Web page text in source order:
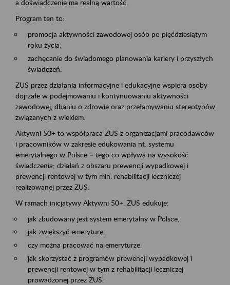
a doświadczenie ma realną wartość.
Program ten to:
promocja aktywności zawodowej osób po pięćdziesiątym
roku życia;
zachęcanie do świadomego planowania kariery i przyszłych
świadczeń.
ZUS przez działania informacyjne i edukacyjne wspiera osoby
dojrzałe w podejmowaniu i kontynuowaniu aktywności
zawodowej, dbaniu o zdrowie oraz przełamywaniu stereotypów
związanych z wiekiem.
Aktywni 50+ to współpraca ZUS z organizacjami pracodawców
i pracowników w zakresie edukowania nt. systemu
emerytalnego w Polsce – tego co wpływa na wysokość
świadczenia; działań z obszaru prewencji wypadkowej i
prewencji rentowej w tym min. rehabilitacji leczniczej
realizowanej przez ZUS.
W ramach inicjatywy Aktywni 50+, ZUS edukuje:
jak zbudowany jest system emerytalny w Polsce,
jak zwiększyć emeryturę,
czy można pracować na emeryturze,
jak skorzystać z programów prewencji wypadkowej i
prewencji rentowej w tym z rehabilitacji leczniczej
prowadzonej przez ZUS.